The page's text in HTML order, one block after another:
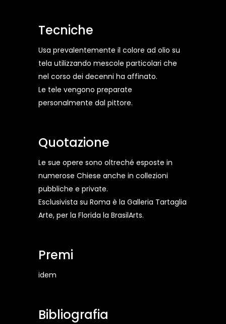
Tecniche
Usa prevalentemente il colore ad olio su
tela utilizzando mescole particolari che
nel corso dei decenni ha affinato.
Le tele vengono preparate
personalmente dal pittore.
Quotazione
Le sue opere sono oltreché esposte in
numerose Chiese anche in collezioni
pubbliche e private.
Esclusivista su Roma è la Galleria Tartaglia
Arte, per la Florida la BrasilArts.
Premi
idem
Bibliografia